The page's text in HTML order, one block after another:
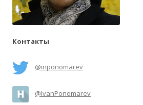
Контакты
@inponomarev
@IvanPonomarev